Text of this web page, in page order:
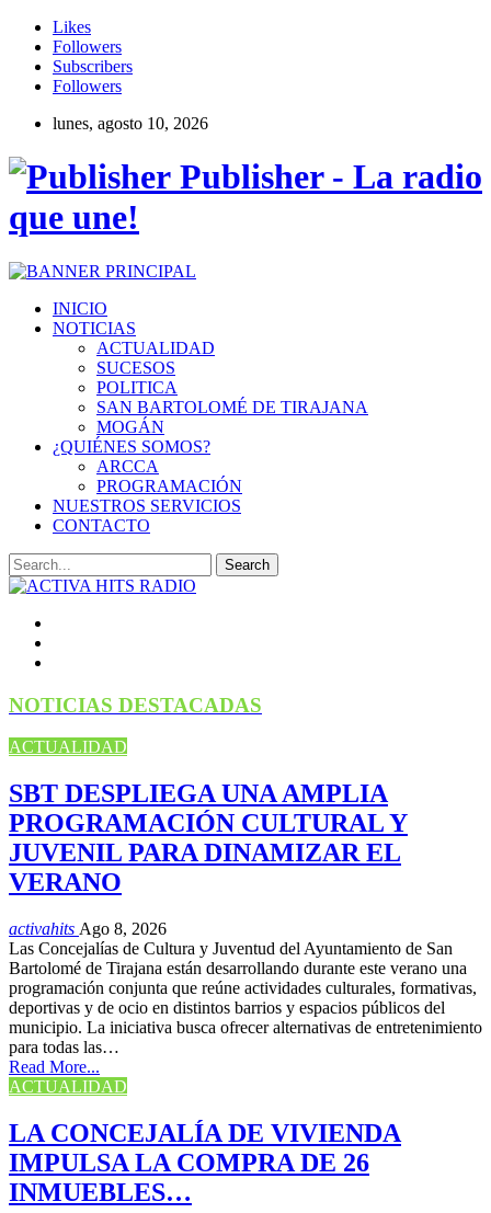
Likes
Followers
Subscribers
Followers
lunes, agosto 10, 2026
Publisher - La radio
que une!
INICIO
NOTICIAS
ACTUALIDAD
SUCESOS
POLITICA
SAN BARTOLOMÉ DE TIRAJANA
MOGÁN
¿QUIÉNES SOMOS?
ARCCA
PROGRAMACIÓN
NUESTROS SERVICIOS
CONTACTO
NOTICIAS DESTACADAS
ACTUALIDAD
SBT DESPLIEGA UNA AMPLIA
PROGRAMACIÓN CULTURAL Y
JUVENIL PARA DINAMIZAR EL
VERANO
activahits Ago 8, 2026
Las Concejalías de Cultura y Juventud del Ayuntamiento de San
Bartolomé de Tirajana están desarrollando durante este verano una
programación conjunta que reúne actividades culturales, formativas,
deportivas y de ocio en distintos barrios y espacios públicos del
municipio. La iniciativa busca ofrecer alternativas de entretenimiento
para todas las…
Read More...
ACTUALIDAD
LA CONCEJALÍA DE VIVIENDA
IMPULSA LA COMPRA DE 26
INMUEBLES…